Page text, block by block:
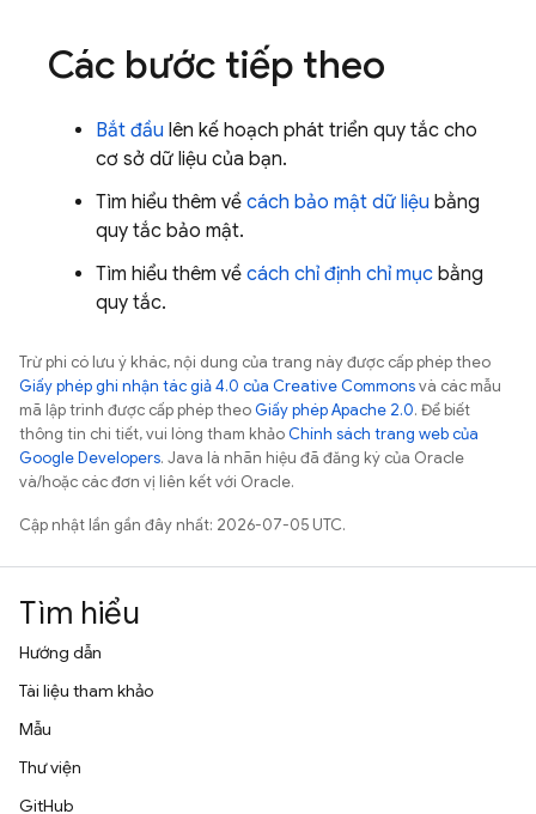
Các bước tiếp theo
Bắt đầu lên kế hoạch phát triển quy tắc cho
cơ sở dữ liệu của bạn.
Tìm hiểu thêm về cách bảo mật dữ liệu bằng
quy tắc bảo mật.
Tìm hiểu thêm về cách chỉ định chỉ mục bằng
quy tắc.
Trừ phi có lưu ý khác, nội dung của trang này được cấp phép theo
Giấy phép ghi nhận tác giả 4.0 của Creative Commonsvà các mẫu
mã lập trình được cấp phép theoGiấy phép Apache 2.0. Để biết
thông tin chi tiết, vui lòng tham khảoChính sách trang web của
Google Developers. Java là nhãn hiệu đã đăng ký của Oracle
và/hoặc các đơn vị liên kết với Oracle.
Cập nhật lần gần đây nhất: 2026-07-05 UTC.
Tìm hiểu
Hướng dẫn
Tài liệu tham khảo
Mẫu
Thư viện
GitHub